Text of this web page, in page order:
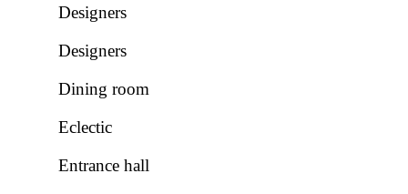
Designers
Designers
Dining room
Eclectic
Entrance hall